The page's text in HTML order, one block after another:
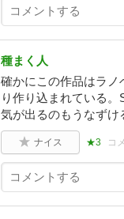
種まく人
確かにこの作品はラ
り作り込まれている
気が出るのもうなずけ
ナイス ★3 コ